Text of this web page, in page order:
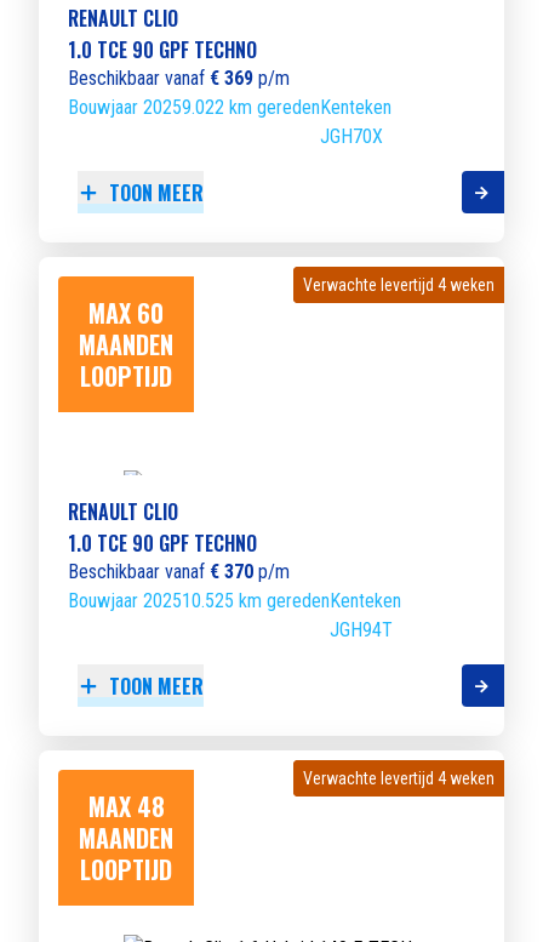
RENAULT CLIO
1.0 TCE 90 GPF TECHNO
Beschikbaar vanaf € 369 p/m
Bouwjaar 20259.022 km geredenKenteken
JGH70X
TOON MEER
MAX 60
MAANDEN
LOOPTIJD
Verwachte levertijd 4 weken
Verwachte levertijd 4 weken
RENAULT CLIO
1.0 TCE 90 GPF TECHNO
Beschikbaar vanaf € 370 p/m
Bouwjaar 202510.525 km geredenKenteken
JGH94T
TOON MEER
MAX 48
MAANDEN
LOOPTIJD
Verwachte levertijd 4 weken
Verwachte levertijd 4 weken